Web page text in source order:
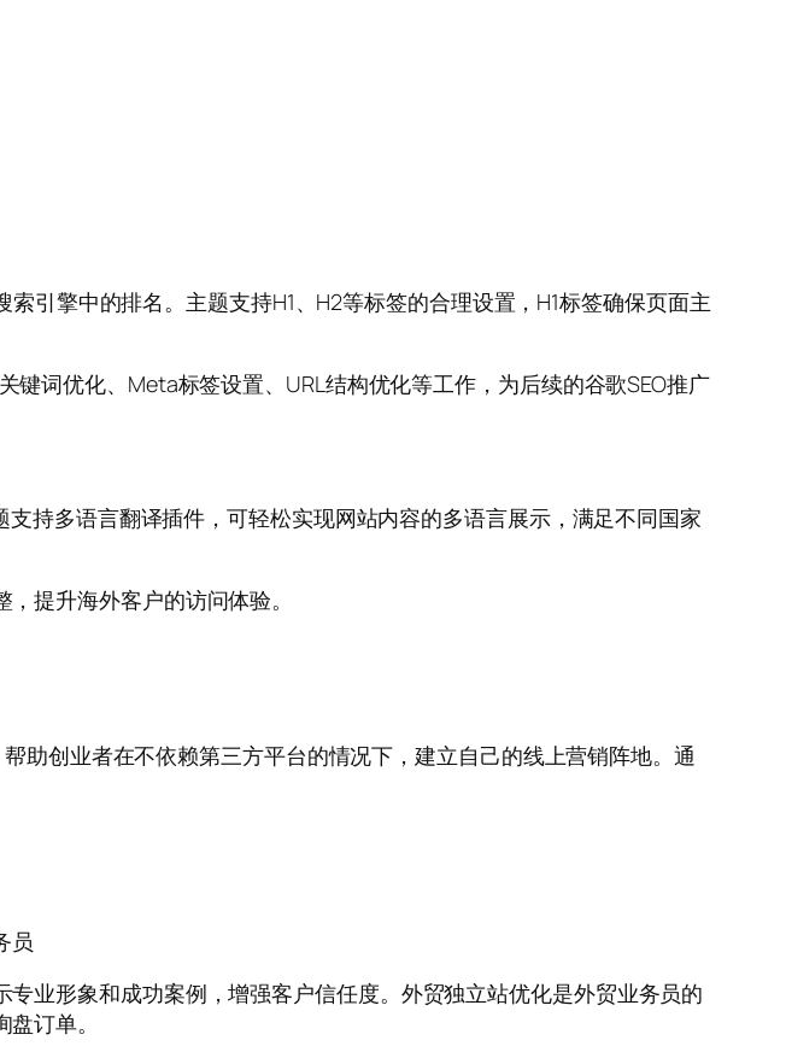
引擎中的排名。主题支持H1、H2等标签的合理设置，H1标签确保页面主
键词优化、Meta标签设置、URL结构优化等工作，为后续的谷歌SEO推广
持多语言翻译插件，可轻松实现网站内容的多语言展示，满足不同国家
提升海外客户的访问体验。
助创业者在不依赖第三方平台的情况下，建立自己的线上营销阵地。通
员
业形象和成功案例，增强客户信任度。外贸独立站优化是外贸业务员的
订单。